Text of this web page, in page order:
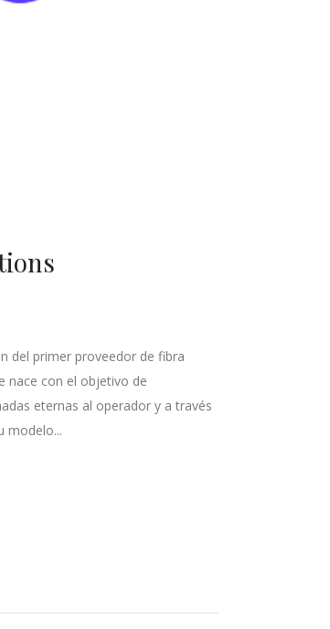
del primer proveedor de fibra
nace con el objetivo de
eternas al operador y a través
modelo...